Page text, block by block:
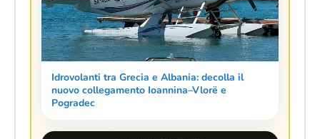
Idrovolanti tra Grecia e Albania: decolla il
nuovo collegamento Ioannina–Vlorë e
Pogradec